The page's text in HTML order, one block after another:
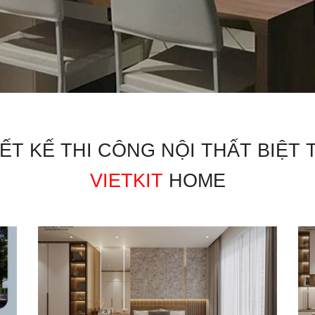
KẾ THI CÔNG NỘI THẤT BIỆT
VIETKIT HOME